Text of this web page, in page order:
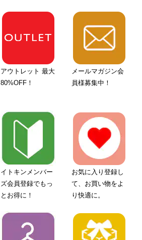
アウトレット 最大
80%OFF！
メールマガジン会
員様募集中！
イトキンメンバー
ズ会員登録でもっ
とお得に！
お気に入り登録し
て、お買い物をよ
り快適に。